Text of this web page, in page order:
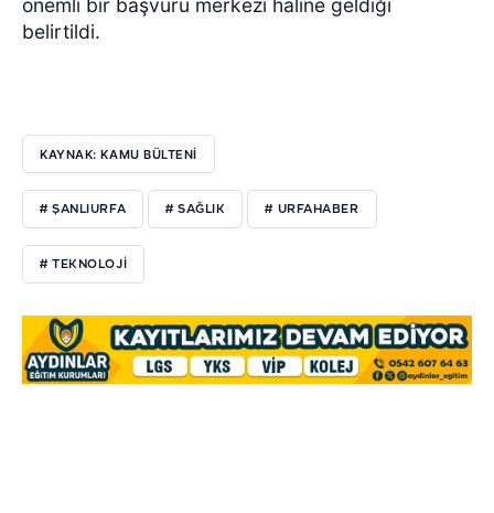
belirtildi.
KAYNAK: KAMU BÜLTENİ
# ŞANLIURFA # SAĞLIK # URFAHABER
# TEKNOLOJI